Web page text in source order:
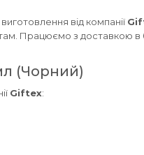
від компанії
Працюємо з доставкою в
(Чорний)
Giftex: